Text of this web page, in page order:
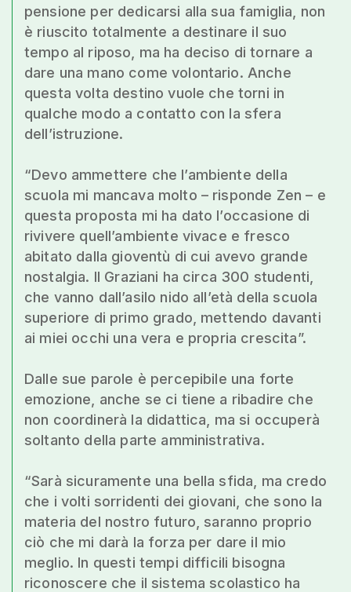
pensione per dedicarsi alla sua famiglia, non
è riuscito totalmente a destinare il suo
tempo al riposo, ma ha deciso di tornare a
dare una mano come volontario. Anche
questa volta destino vuole che torni in
qualche modo a contatto con la sfera
dell’istruzione.
“Devo ammettere che l’ambiente della
scuola mi mancava molto – risponde Zen – e
questa proposta mi ha dato l’occasione di
rivivere quell’ambiente vivace e fresco
abitato dalla gioventù di cui avevo grande
nostalgia. Il Graziani ha circa 300 studenti,
che vanno dall’asilo nido all’età della scuola
superiore di primo grado, mettendo davanti
ai miei occhi una vera e propria crescita”.
Dalle sue parole è percepibile una forte
emozione, anche se ci tiene a ribadire che
non coordinerà la didattica, ma si occuperà
soltanto della parte amministrativa.
“Sarà sicuramente una bella sfida, ma credo
che i volti sorridenti dei giovani, che sono la
materia del nostro futuro, saranno proprio
ciò che mi darà la forza per dare il mio
meglio. In questi tempi difficili bisogna
riconoscere che il sistema scolastico ha